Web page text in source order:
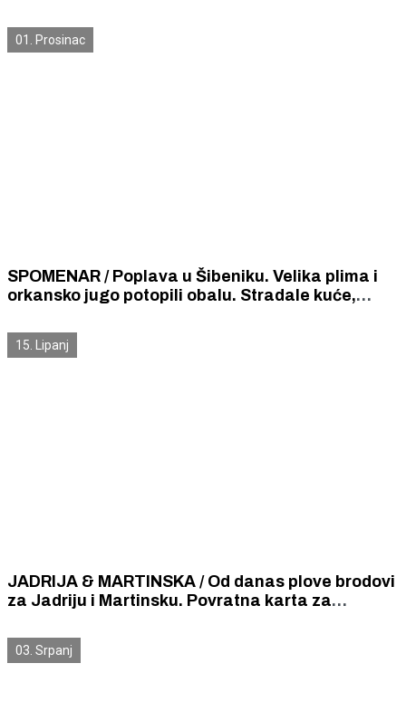
01. Prosinac
SPOMENAR / Poplava u Šibeniku. Velika plima i
orkansko jugo potopili obalu. Stradale kuće,
15. Lipanj
JADRIJA & MARTINSKA / Od danas plove brodovi
za Jadriju i Martinsku. Povratna karta za
03. Srpanj